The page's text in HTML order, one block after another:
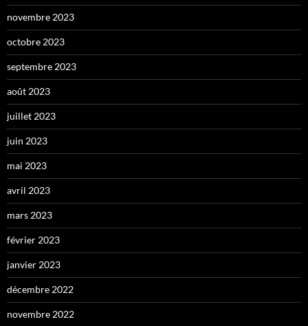
novembre 2023
octobre 2023
septembre 2023
août 2023
juillet 2023
juin 2023
mai 2023
avril 2023
mars 2023
février 2023
janvier 2023
décembre 2022
novembre 2022